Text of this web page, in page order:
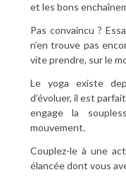
et les bons
Pas convaincu ?
n’en trouve pas
vite prendre, sur le
Le yoga existe
d’évoluer, il est
engage la
mouvement.
Couplez-le à une
élancée dont vous